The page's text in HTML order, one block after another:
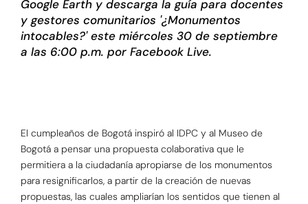
Google Earth y descarga la guía para docentes
y gestores comunitarios '¿Monumentos
intocables?' este miércoles 30 de septiembre
a las 6:00 p.m. por Facebook Live.
El cumpleaños de Bogotá inspiró al IDPC y al Museo de
Bogotá a pensar una propuesta colaborativa que le
permitiera a la ciudadanía apropiarse de los monumentos
para resignificarlos, a partir de la creación de nuevas
propuestas, las cuales ampliarían los sentidos que tienen al